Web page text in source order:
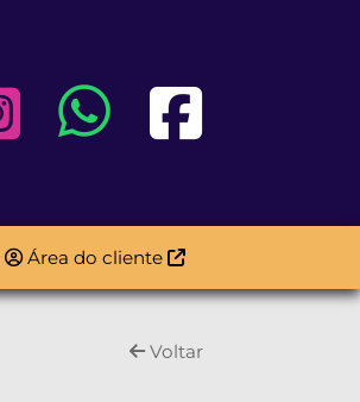
Área do cliente
Voltar